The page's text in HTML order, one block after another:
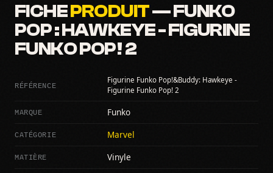
FICHEPRODUIT— FUNKO
POP : HAWKEYE - FIGURINE
FUNKO POP! 2
RÉFÉRENCE
Figurine Funko Pop!&Buddy: Hawkeye -
Figurine Funko Pop! 2
MARQUE Funko
CATÉGORIE Marvel
MATIÈRE Vinyle